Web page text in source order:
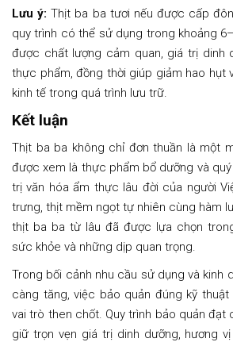
Lưu ý: Thịt ba ba tươi nếu được cấp
quy trình có thể sử dụng trong khoảng
được chất lượng cảm quan, giá trị dinh
thực phẩm, đồng thời giúp giảm hao hụt
kinh tế trong quá trình lưu trữ.
Kết luận
Thịt ba ba không chỉ đơn thuần là một
được xem là thực phẩm bổ dưỡng và quý
trị văn hóa ẩm thực lâu đời của người
trưng, thịt mềm ngọt tự nhiên cùng hàm
thịt ba ba từ lâu đã được lựa chọn
sức khỏe và những dịp quan trọng.
Trong bối cảnh nhu cầu sử dụng và kinh
càng tăng, việc bảo quản đúng kỹ
vai trò then chốt. Quy trình bảo quản đạt
giữ trọn vẹn giá trị dinh dưỡng, hương